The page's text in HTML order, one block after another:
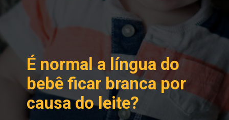
É normal a língua do
bebê ficar branca por
causa do leite?